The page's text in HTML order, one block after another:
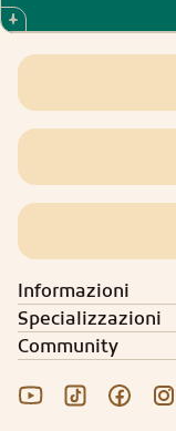
Informazioni
Specializzazioni
Community